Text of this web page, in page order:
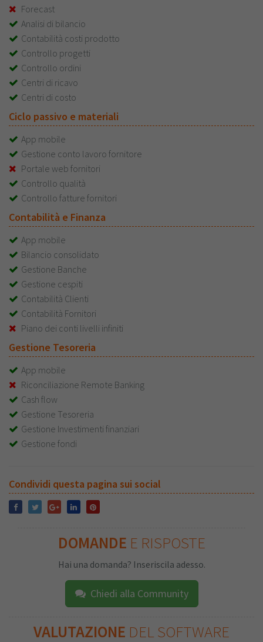
Forecast
Analisi di bilancio
Contabilità costi prodotto
Controllo progetti
Controllo ordini
Centri di ricavo
Centri di costo
Ciclo passivo e materiali
App mobile
Gestione conto lavoro fornitore
Portale web fornitori
Controllo qualità
Controllo fatture fornitori
Contabilità e Finanza
App mobile
Bilancio consolidato
Gestione Banche
Gestione cespiti
Contabilità Clienti
Contabilità Fornitori
Piano dei conti livelli infiniti
Gestione Tesoreria
App mobile
Riconciliazione Remote Banking
Cash flow
Gestione Tesoreria
Gestione Investimenti finanziari
Gestione fondi
Condividi questa pagina sui social
DOMANDE E RISPOSTE
Hai una domanda? Inseriscila adesso.
Chiedi alla Community
VALUTAZIONE DEL SOFTWARE